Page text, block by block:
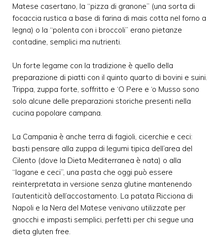
Matese casertano, la “pizza di granone” (una sorta di
focaccia rustica a base di farina di mais cotta nel forno a
legna) o la “polenta con i broccoli” erano pietanze
contadine, semplici ma nutrienti.
Un forte legame con la tradizione è quello della
preparazione di piatti con il quinto quarto di bovini e suini.
Trippa, zuppa forte, soffritto e ‘O Pere e ‘o Musso sono
solo alcune delle preparazioni storiche presenti nella
cucina popolare campana.
La Campania è anche terra di fagioli, cicerchie e ceci:
basti pensare alla zuppa di legumi tipica dell’area del
Cilento (dove la Dieta Mediterranea è nata) o alla
“lagane e ceci”, una pasta che oggi può essere
reinterpretata in versione senza glutine mantenendo
l’autenticità dell’accostamento. La patata Ricciona di
Napoli e la Nera del Matese venivano utilizzate per
gnocchi e impasti semplici, perfetti per chi segue una
dieta gluten free.